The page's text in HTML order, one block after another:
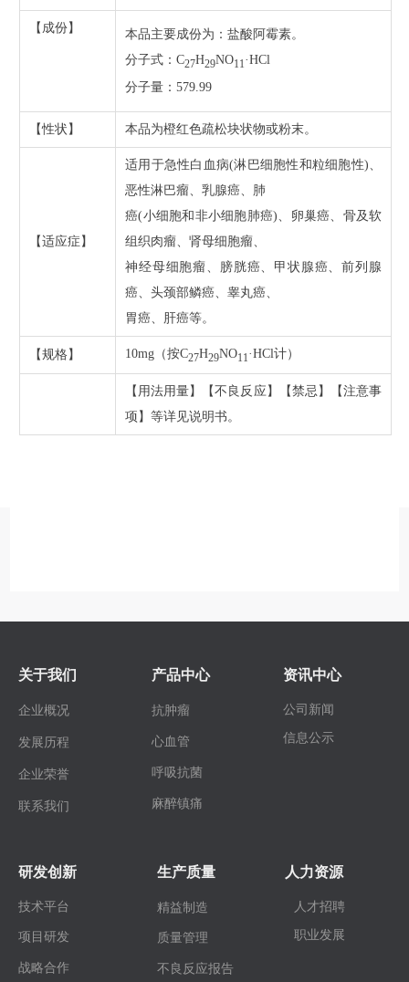
【成份】
本品主要成份为：盐酸阿霉素。
分子式：C27H29NO11·HCl
分子量：579.99
【性状】 本品为橙红色疏松块状物或粉末。
【适应症】
适用于急性白血病(淋巴细胞性和粒细胞性)、
恶性淋巴瘤、乳腺癌、肺
癌(小细胞和非小细胞肺癌)、卵巢癌、骨及软
组织肉瘤、肾母细胞瘤、
神经母细胞瘤、膀胱癌、甲状腺癌、前列腺
癌、头颈部鳞癌、睾丸癌、
胃癌、肝癌等。
【规格】 10mg（按C27H29NO11·HCl计）
【用法用量】【不良反应】【禁忌】【注意事
项】等详见说明书。
关于我们
企业概况
发展历程
企业荣誉
联系我们
产品中心
抗肿瘤
心血管
呼吸抗菌
麻醉镇痛
资讯中心
公司新闻
信息公示
研发创新
技术平台
项目研发
战略合作
生产质量
精益制造
质量管理
不良反应报告
人力资源
人才招聘
职业发展